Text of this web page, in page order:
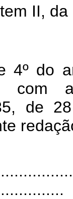
II,
4º do
com
de